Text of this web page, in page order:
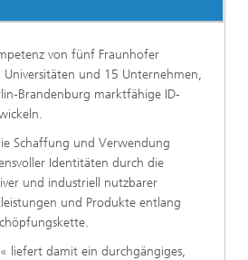
von fünf Fraunhofer
und 15 Unternehmen,
Brandenburg marktfähige ID-
Schaffung und Verwendung
Identitäten durch die
und industriell nutzbarer
und Produkte entlang
liefert damit ein durchgängiges,